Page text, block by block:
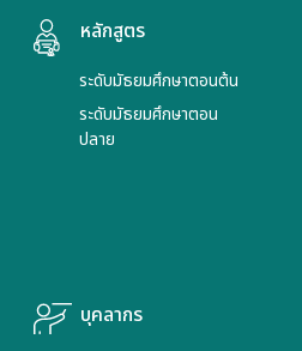
หลักสูตร
ระดับมัธยมศึกษาตอนต้น
ระดับมัธยมศึกษาตอน
ปลาย
บุคลากร